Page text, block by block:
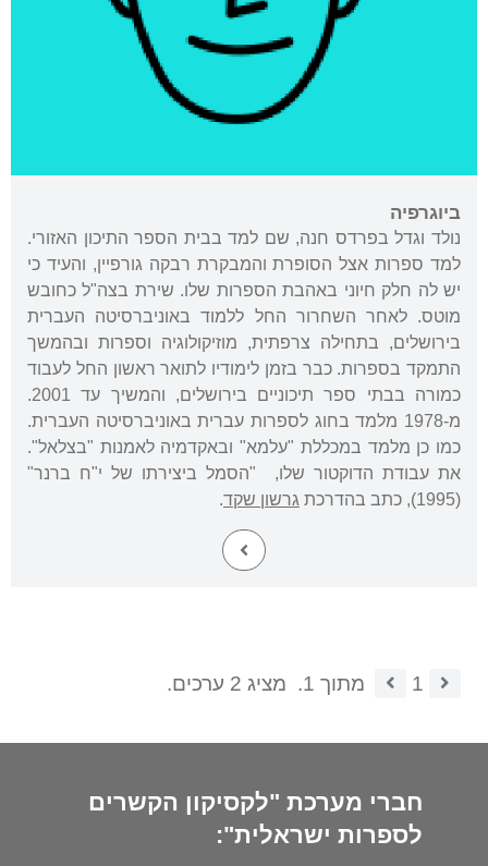
ביוגרפיה
נולד וגדל בפרדס חנה, שם למד בבית הספר התיכון האזורי.
למד ספרות אצל הסופרת והמבקרת רבקה גורפיין, והעיד כי
יש לה חלק חיוני באהבת הספרות שלו. שירת בצה"ל כחובש
מוטס. לאחר השחרור החל ללמוד באוניברסיטה העברית
בירושלים, בתחילה צרפתית, מוזיקולוגיה וספרות ובהמשך
התמקד בספרות. כבר בזמן לימודיו לתואר ראשון החל לעבוד
כמורה בבתי ספר תיכוניים בירושלים, והמשיך עד 2001.
מ-1978 מלמד בחוג לספרות עברית באוניברסיטה העברית.
כמו כן מלמד במכללת "עלמא" ובאקדמיה לאמנות "בצלאל".
את עבודת הדוקטור שלו, "הסמל ביצירתו של י"ח ברנר"
(1995), כתב בהדרכת
גרשון שקד.
1 מתוך 1. מציג 2 ערכים.
חברי מערכת "לקסיקון הקשרים
לספרות ישראלית":